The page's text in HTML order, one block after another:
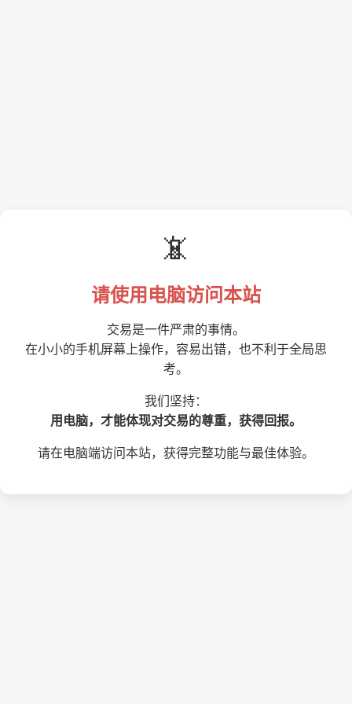
📵
请使用电脑访问本站
交易是一件严肃的事情。
在小小的手机屏幕上操作，容易出错，也不利于全局思
考。
我们坚持：
用电脑，才能体现对交易的尊重，获得回报。
请在电脑端访问本站，获得完整功能与最佳体验。